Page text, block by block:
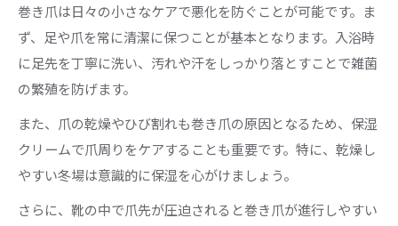
巻き爪は日々の小さなケアで悪化を防ぐことが可能です。ま
ず、足や爪を常に清潔に保つことが基本となります。入浴時
に足先を丁寧に洗い、汚れや汗をしっかり落とすことで雑菌
の繁殖を防げます。
また、爪の乾燥やひび割れも巻き爪の原因となるため、保湿
クリームで爪周りをケアすることも重要です。特に、乾燥し
やすい冬場は意識的に保湿を心がけましょう。
さらに、靴の中で爪先が圧迫されると巻き爪が進行しやすい